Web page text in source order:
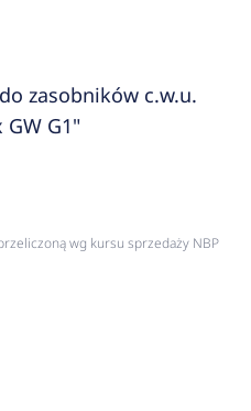
zasobników c.w.u.
GW G1"
wg kursu sprzedaży NBP